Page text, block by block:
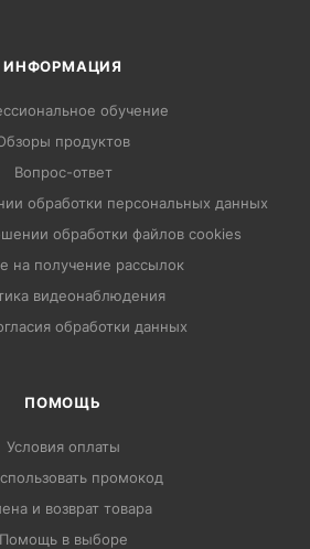
ИНФОРМАЦИЯ
обучение
продуктов
Вопрос-ответ
обработки персональных данных
обработки файлов cookies
на получение рассылок
видеонаблюдения
обработки данных
ПОМОЩЬ
Условия оплаты
промокод
и возврат товара
Помощь в выборе